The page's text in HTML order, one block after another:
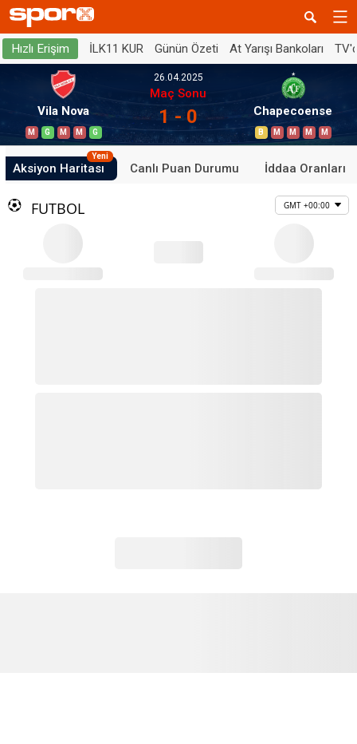
Hızlı Erişim İLK11 KUR Günün Özeti At Yarışı Bankoları
Vila Nova
M G M M G
26.04.2025
Maç Sonu
1 - 0 Chapecoense
B M M M M
Aksiyon Haritası
Yeni
Canlı Puan Durumu İddaa Oranları
FUTBOL GMT +00:00